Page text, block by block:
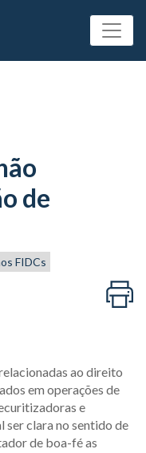
de
FIDCs
ao direito
em operações de
e
ser clara no sentido de
de boa-fé as